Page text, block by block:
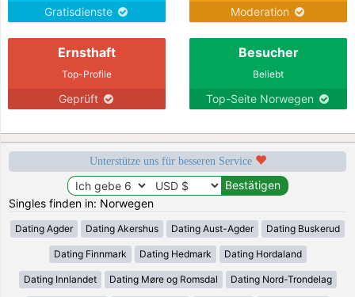
Gratisdienste Moderation
Ernsthaft
Top-Profile
Geprüft
Besucher
Beliebt
Top-Seite Norwegen
Unterstütze uns für besseren Service
Singles finden in: Norwegen
Dating Agder Dating Akershus Dating Aust-Agder Dating Buskerud
Dating Finnmark Dating Hedmark Dating Hordaland
Dating Innlandet Dating Møre og Romsdal Dating Nord-Trondelag